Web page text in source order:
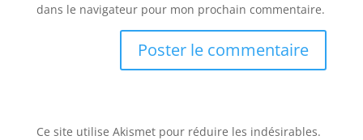
dans le navigateur pour mon prochain commentaire.
Ce site utilise Akismet pour réduire les indésirables.